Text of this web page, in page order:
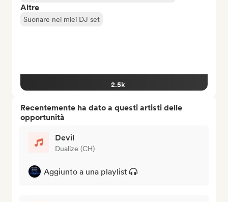
Altre
Suonare nei miei DJ set
2.5k
Recentemente ha dato a questi artisti delle
opportunità
Devil
Dualize (CH)
Aggiunto a una playlist